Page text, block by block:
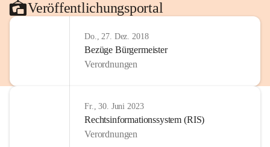
Veröffentlichungsportal
Do., 27. Dez. 2018
Bezüge Bürgermeister
Verordnungen
Fr., 30. Juni 2023
Rechtsinformationssystem (RIS)
Verordnungen